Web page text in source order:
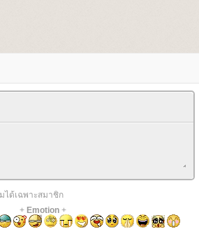
ได้เฉพาะสมาชิก
+ Emotion+